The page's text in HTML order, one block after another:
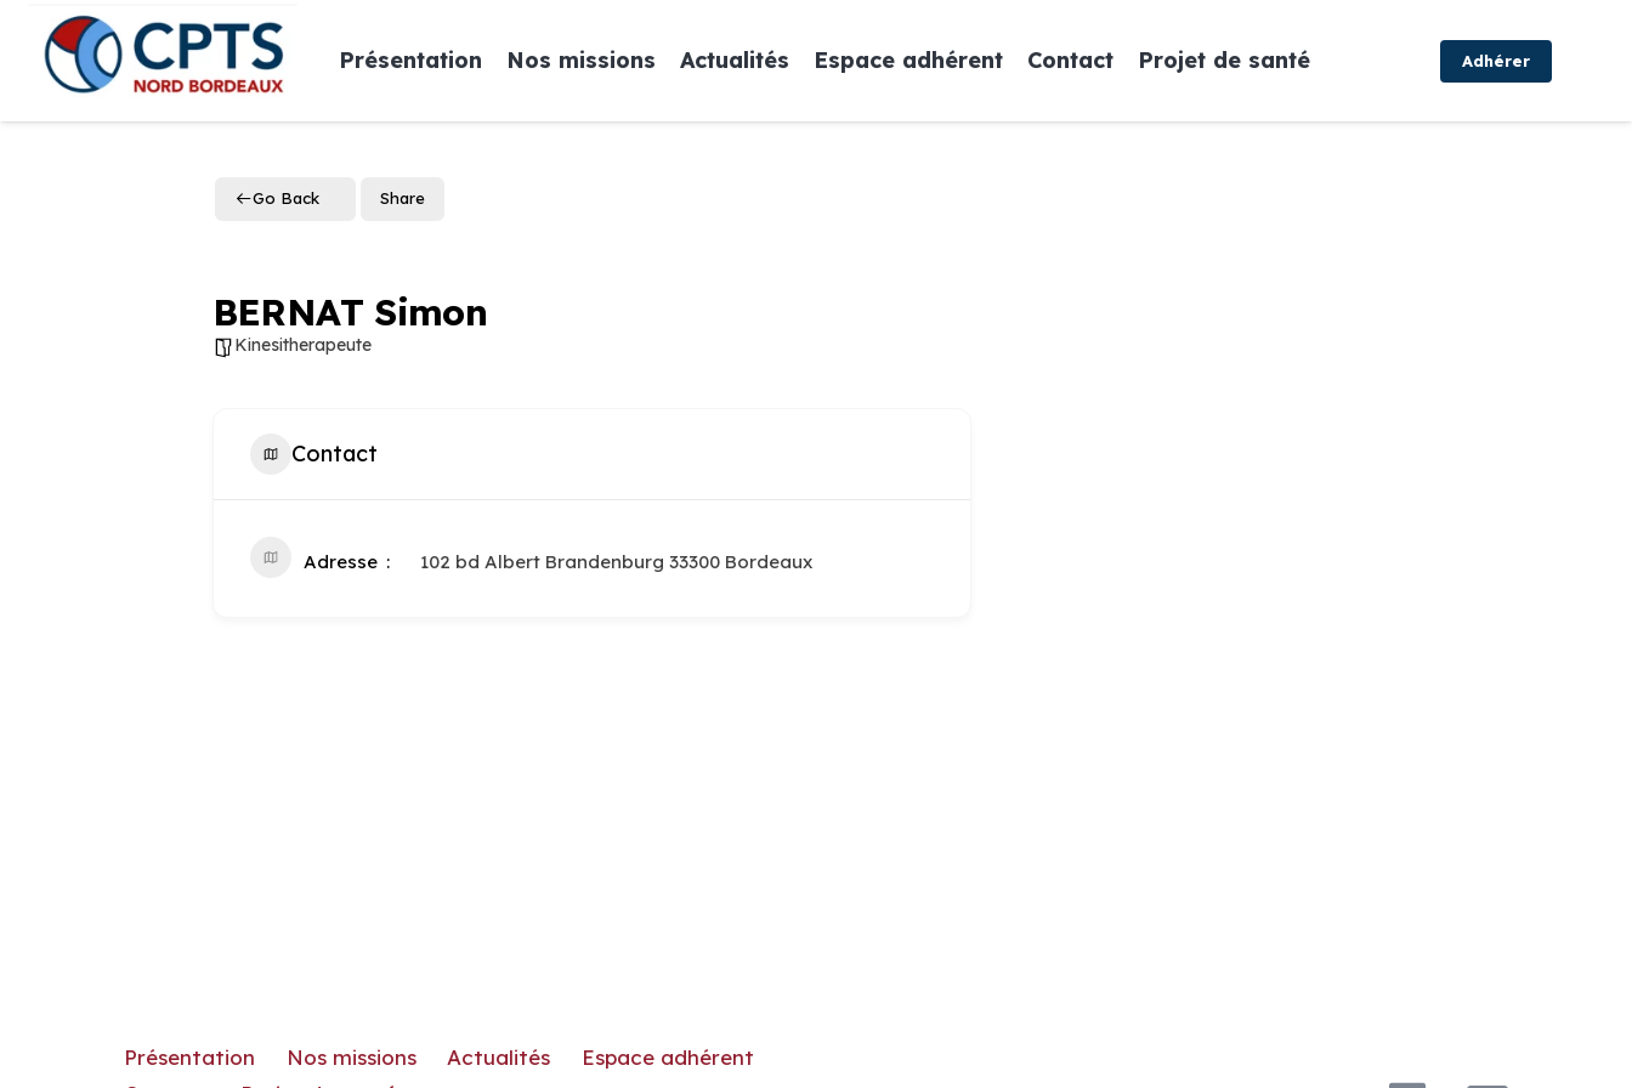
Présentation Nos missions Actualités Espace adhérent Contact Projet de santé Adhérer
Go Back Share
BERNAT Simon
Kinesitherapeute
Contact
Adresse 102 bd Albert Brandenburg 33300 Bordeaux
Présentation Nos missions Actualités
Espace adhérent